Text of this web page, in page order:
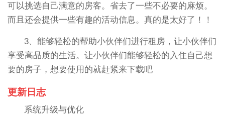
可以挑选自己满意的房客。省去了一些不必要的麻烦。
而且还会提供一些有趣的活动信息。真的是太好了！！
3、能够轻松的帮助小伙伴们进行租房，让小伙伴们
享受高品质的生活。让小伙伴们能够轻松的入住自己想
要的房子，想要使用的就赶紧来下载吧
更新日志
系统升级与优化